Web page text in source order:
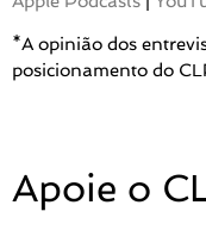
*A opinião dos
posicionamento do
Apoie o